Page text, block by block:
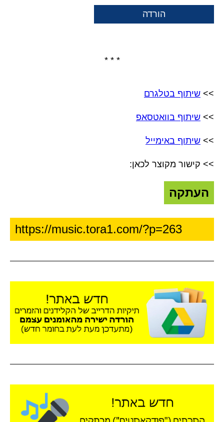
הורדה
* * *
>> שיתוף בטלגרם
>> שיתוף בוואטסאפ
>> שיתוף באימייל
>> קישור מקוצר לכאן:
העתקה